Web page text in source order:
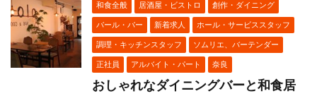
和食全般 居酒屋・ビストロ 創作・ダイニング
バール・バー 新着求人 ホール・サービススタッフ
調理・キッチンスタッフ ソムリエ、バーテンダー
正社員 アルバイト・パート 奈良
おしゃれなダイニングバーと和食居